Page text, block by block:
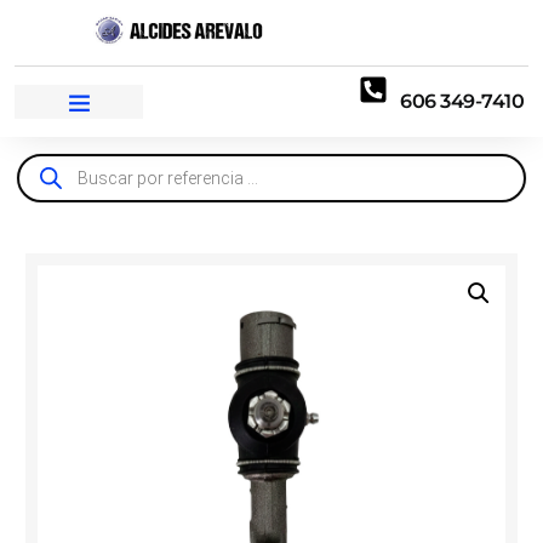
606 349-7410